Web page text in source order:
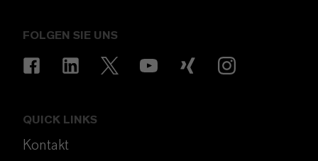
FOLGEN SIE UNS
QUICK LINKS
Kontakt